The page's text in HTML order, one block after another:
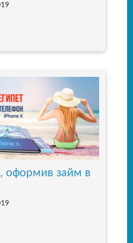
оформив займ в